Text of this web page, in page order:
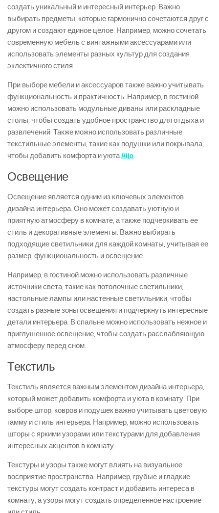
создать уникальный и интересный интерьер. Важно
выбирать предметы, которые гармонично сочетаются друг с
другом и создают единое целое. Например, можно сочетать
современную мебель с винтажными аксессуарами или
использовать элементы разных культур для создания
эклектичного стиля.
При выборе мебели и аксессуаров также важно учитывать
функциональность и практичность. Например, в гостиной
можно использовать модульные диваны или раскладные
столы, чтобы создать удобное пространство для отдыха и
развлечений. Также можно использовать различные
текстильные элементы, такие как подушки или покрывала,
чтобы добавить комфорта и уютаAijo.
Освещение
Освещение является одним из ключевых элементов
дизайна интерьера. Оно может создавать уютную и
приятную атмосферу в комнате, а также подчеркивать ее
стиль и декоративные элементы. Важно выбирать
подходящие светильники для каждой комнаты, учитывая ее
размер, функциональность и освещение.
Например, в гостиной можно использовать различные
источники света, такие как потолочные светильники,
настольные лампы или настенные светильники, чтобы
создать разные зоны освещения и подчеркнуть интересные
детали интерьера. В спальне можно использовать нежное и
приглушенное освещение, чтобы создать расслабляющую
атмосферу перед сном.
Текстиль
Текстиль является важным элементом дизайна интерьера,
который может добавить комфорта и уюта в комнату. При
выборе штор, ковров и подушек важно учитывать цветовую
гамму и стиль интерьера. Например, можно использовать
шторы с яркими узорами или текстурами для добавления
интересных акцентов в комнату.
Текстуры и узоры также могут влиять на визуальное
восприятие пространства. Например, грубые и гладкие
текстуры могут создать контраст и добавить интереса в
комнату, а узоры могут создать определенное настроение